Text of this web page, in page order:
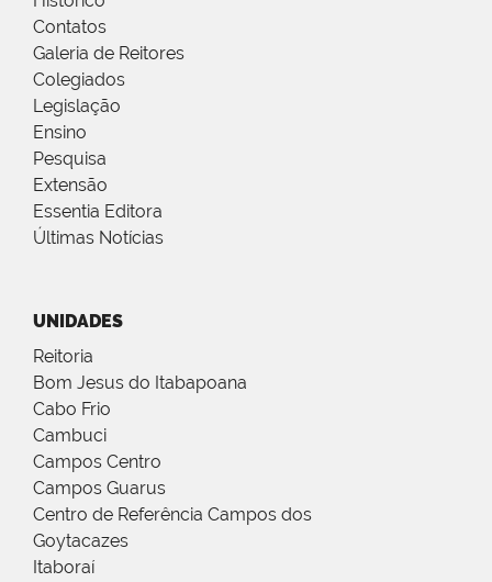
Contatos
Galeria de Reitores
Colegiados
Legislação
Ensino
Pesquisa
Extensão
Essentia Editora
Últimas Notícias
UNIDADES
Reitoria
Bom Jesus do Itabapoana
Cabo Frio
Cambuci
Campos Centro
Campos Guarus
Centro de Referência Campos dos
Goytacazes
Itaboraí